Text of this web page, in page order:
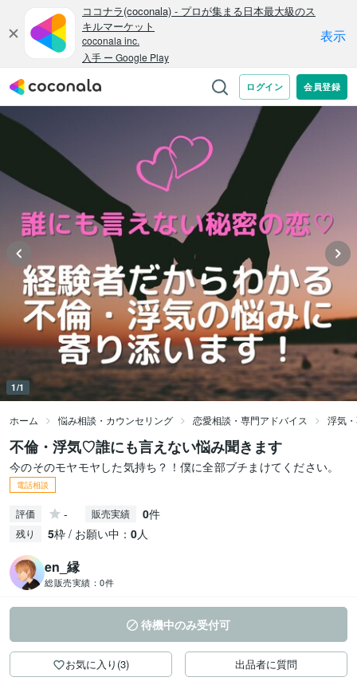
1/1
ホーム 悩み相談・カウンセリング 恋愛相談・専門アドバイス 浮気
不倫・浮気♡誰にも言えない悩み聞きます
今のそのモヤモヤした気持ち？！僕に全部ブチまけてください。
電話相談
評価 - 販売実績 0件
残り 5枠 / お願い中： 0人
en_縁
総販売実績： 0件
待機中のみ受付可
お気に入り(3) 出品者に質問